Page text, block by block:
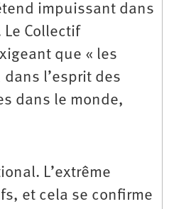
impuissant dans
Collectif
que « les
l’esprit des
dans le monde,
L’extrême
et cela se confirme